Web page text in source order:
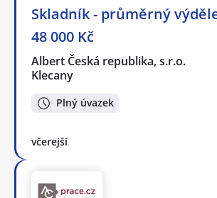
Skladník - průměrný
48 000 Kč
Albert Česká republika, s.r.o.
Klecany
Plný úvazek
včerejší